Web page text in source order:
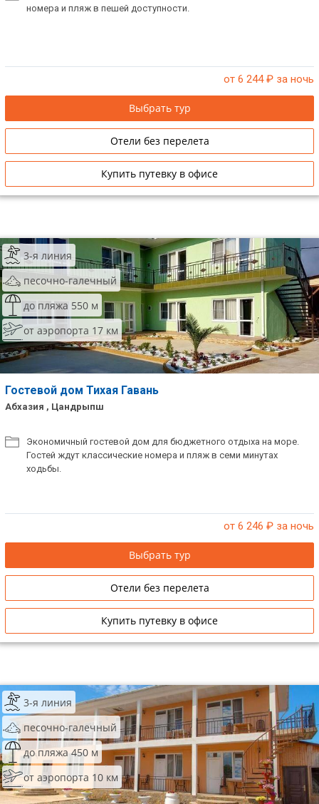
номера и пляж в пешей доступности.
от 6 244₽ за ночь
Выбрать тур
Отели без перелета
Купить путевку в офисе
3-я линия
песочно-галечный
до пляжа 550 м
от аэропорта 17 км
Гостевой дом Тихая Гавань
Абхазия , Цандрыпш
Экономичный гостевой дом для бюджетного отдыха на море.
Гостей ждут классические номера и пляж в семи минутах
ходьбы.
от 6 246 ₽ за ночь
Выбрать тур
Отели без перелета
Купить путевку в офисе
3-я линия
песочно-галечный
до пляжа 450 м
от аэропорта 10 км